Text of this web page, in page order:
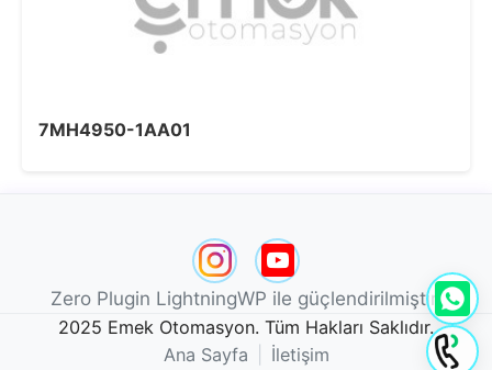
7MH4950-1AA01
Zero Plugin LightningWP ile güçlendirilmiştir.
2025 Emek Otomasyon. Tüm Hakları Saklıdır.
Ana Sayfa
İletişim